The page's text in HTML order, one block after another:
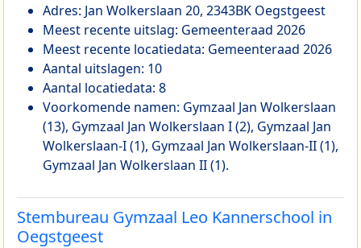
Adres: Jan Wolkerslaan 20, 2343BK Oegstgeest
Meest recente uitslag: Gemeenteraad 2026
Meest recente locatiedata: Gemeenteraad 2026
Aantal uitslagen: 10
Aantal locatiedata: 8
Voorkomende namen: Gymzaal Jan Wolkerslaan
(13), Gymzaal Jan Wolkerslaan I (2), Gymzaal Jan
Wolkerslaan-I (1), Gymzaal Jan Wolkerslaan-II (1),
Gymzaal Jan Wolkerslaan II (1).
Stembureau Gymzaal Leo Kannerschool in
Oegstgeest